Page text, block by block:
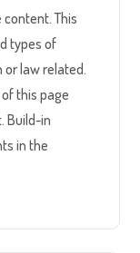
This
types of
or law related.
this page
Build-in
in the